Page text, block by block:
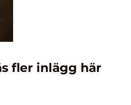
fler inlägg här